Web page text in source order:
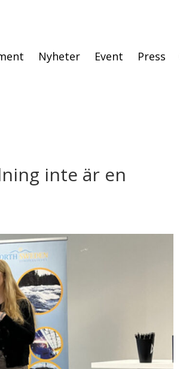
Nyheter Event Press
inte är en